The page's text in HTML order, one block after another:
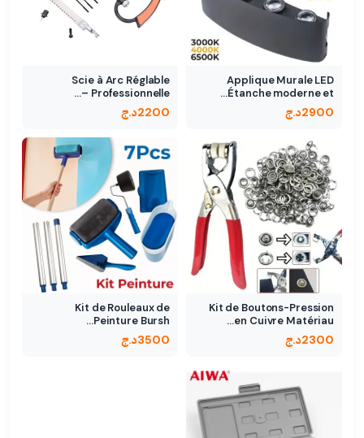
Applique Murale LED
Étanche moderne et…
2900د.ج
Scie à Arc Réglable
Professionnelle –…
2200د.ج
Kit de Boutons-Pression
en Cuivre Matériau…
2300د.ج
Kit de Rouleaux de
Peinture Bursh…
3500د.ج